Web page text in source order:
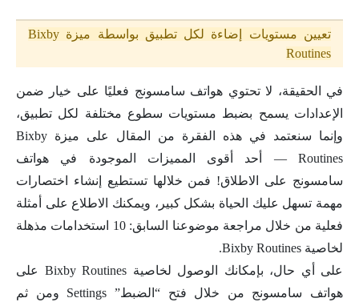
تعيين مستويات إضاءة لكل تطبيق بواسطة ميزة Bixby
Routines
في الحقيقة، لا تحتوي هواتف سامسونج فعليًا على خيار ضمن
الإعدادات يسمح بضبط مستويات سطوع مختلفة لكل تطبيق،
وإنما سنعتمد في هذه الفقرة من المقال على ميزة Bixby
Routines — أحد أقوى المميزات الموجودة في هواتف
سامسونج على الاطلاق! فمن خلالها تستطيع إنشاء اختصارات
مهمة تسهل عليك الحياة بشكل كبير، ويمكنك الاطلاع على أمثلة
فعلية من خلال مراجعة موضوعنا السابق: 10 استخدامات مذهلة
لخاصية Bixby Routines.
على أي حال، بإمكانك الوصول لخاصية Bixby Routines على
هواتف سامسونج من خلال فتح “الضبط” Settings ومن ثم